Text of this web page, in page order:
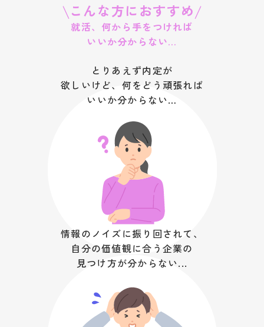
こんな方におすすめ
就活、何から手をつければ
いいか分からない…
とりあえず内定が
欲しいけど、何をどう頑張れば
いいか分からない…
情報のノイズに振り回されて、
自分の価値観に合う企業の
見つけ方が分からない...